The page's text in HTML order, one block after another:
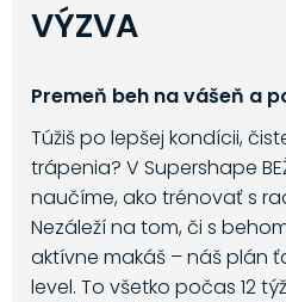
VÝZVA
Premeň beh na vášeň a
Túžiš po lepšej kondícii,
trápenia? V Supershape
naučíme, ako trénovať s
Nezáleží na tom, či s
aktívne makáš – náš plán
level. To všetko počas 12